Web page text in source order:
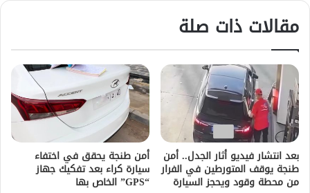
مقالات ذات صلة
بعد انتشار فيديو أثار الجدل.. أمن
طنجة يوقف المتورطين في الفرار
من محطة وقود ويحجز السيارة
أمن طنجة يحقق في اختفاء
سيارة كراء بعد تفكيك جهاز
“GPS” الخاص بها